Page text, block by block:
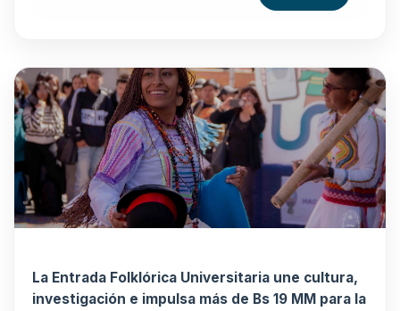
La Entrada Folklórica Universitaria une cultura,
investigación e impulsa más de Bs 19 MM para la